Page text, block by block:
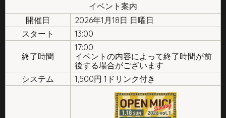
イベント案内
開催日
2026年1月18日 日曜日
スタート
13:00
終了時間
17:00
イベントの内容によって終了時間が前
後する場合がございます
システム
1,500円 1ドリンク付き